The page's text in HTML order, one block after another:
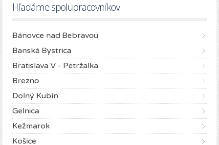
Hľadáme spolupracovníkov
Bánovce nad Bebravou
Banská Bystrica
Bratislava V - Petržalka
Brezno
Dolný Kubín
Gelnica
Kežmarok
Košice